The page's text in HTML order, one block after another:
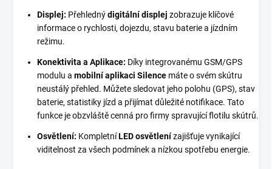
Displej: Přehlednýdigitální displej zobrazuje klíčové
informace o rychlosti, dojezdu, stavu baterie a jízdním
režimu.
Konektivita a Aplikace: Díky integrovanému GSM/GPS
modulu a mobilní aplikaci Silence máte o svém skútru
neustálý přehled. Můžete sledovat jeho polohu (GPS), stav
baterie, statistiky jízd a přijímat důležité notifikace. Tato
funkce je obzvláště cenná pro firmy spravující flotilu skútrů.
Osvětlení: KompletníLED osvětlenízajišťuje vynikající
viditelnost za všech podmínek a nízkou spotřebu energie.